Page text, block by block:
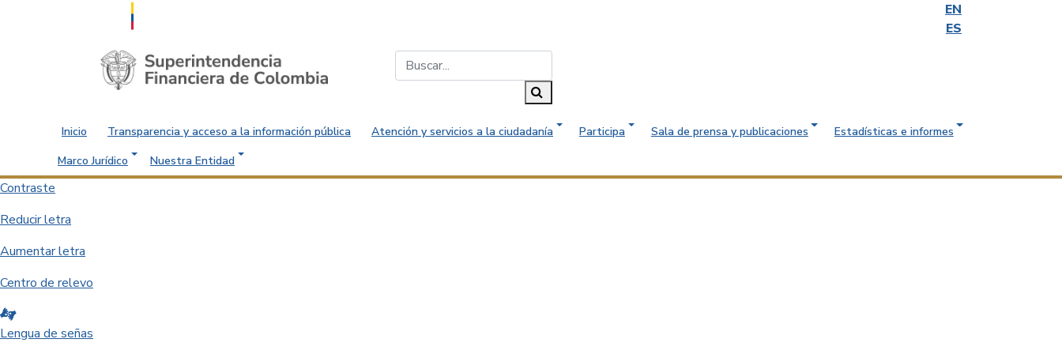
EN
ES
Saltar al contenido principal
Inicio Transparencia y acceso a la información pública Atención y servicios a la ciudadanía Participa Sala de prensa y publicaciones
Estadísticas e informes
Marco Jurídico
Nuestra Entidad
Contraste
Reducir letra
Aumentar letra
Centro de relevo
Lengua de señas